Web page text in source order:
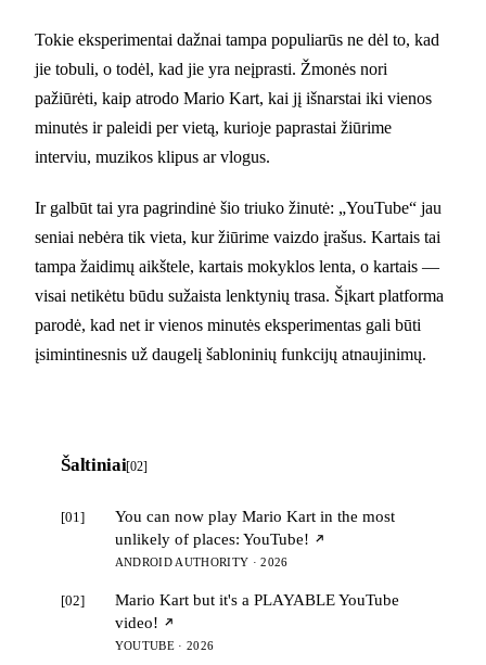
Tokie eksperimentai dažnai tampa populiarūs ne dėl to, kad
jie tobuli, o todėl, kad jie yra neįprasti. Žmonės nori
pažiūrėti, kaip atrodo Mario Kart, kai jį išnarstai iki vienos
minutės ir paleidi per vietą, kurioje paprastai žiūrime
interviu, muzikos klipus ar vlogus.
Ir galbūt tai yra pagrindinė šio triuko žinutė: „YouTube“ jau
seniai nebėra tik vieta, kur žiūrime vaizdo įrašus. Kartais tai
tampa žaidimų aikštele, kartais mokyklos lenta, o kartais —
visai netikėtu būdu sužaista lenktynių trasa. Šįkart platforma
parodė, kad net ir vienos minutės eksperimentas gali būti
įsimintinesnis už daugelį šabloninių funkcijų atnaujinimų.
Šaltiniai[02]
[01]
You can now play Mario Kart in the most
unlikely of places: YouTube!
ANDROID AUTHORITY · 2026
[02]
Mario Kart but it's a PLAYABLE YouTube
video!
YOUTUBE · 2026